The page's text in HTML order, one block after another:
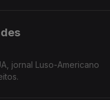
jornal Luso-Americano